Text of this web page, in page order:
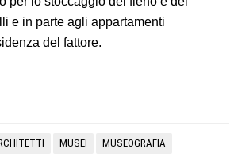
e in parte agli appartamenti
del fattore.
MUSEI
MUSEOGRAFIA